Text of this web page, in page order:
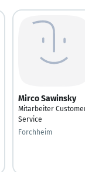
Mirco Sawinsky
Mitarbeiter
Service
Forchheim